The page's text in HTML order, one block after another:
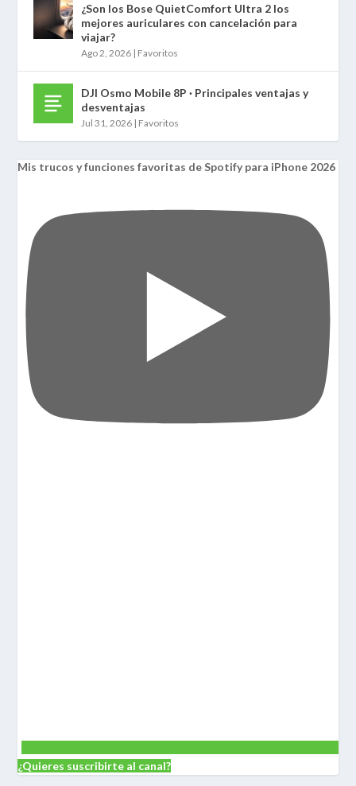
¿Son los Bose QuietComfort Ultra 2 los
mejores auriculares con cancelación para
viajar?
Ago 2, 2026 | Favoritos
DJI Osmo Mobile 8P · Principales ventajas y
desventajas
Jul 31, 2026 | Favoritos
Mis trucos y funciones favoritas de Spotify para iPhone 2026
¿Quieres suscribirte al canal?